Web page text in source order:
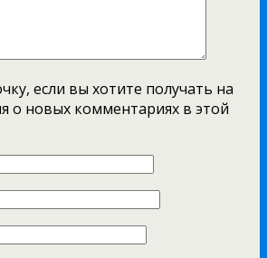
если вы хотите получать на
о новых комментариях в этой